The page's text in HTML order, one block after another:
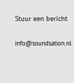
Stuur een bericht
info@soundsation.nl